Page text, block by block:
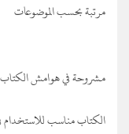
مرتبة بحسب الموضوعات
مشروحة في هوامش
الكتاب مناسب للاستخدام